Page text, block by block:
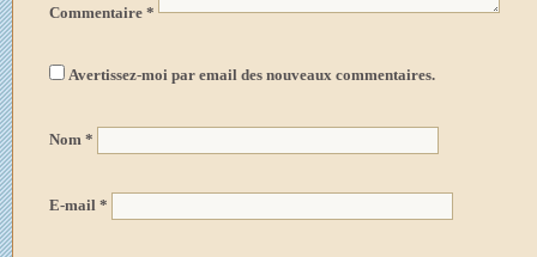
Commentaire *
Avertissez-moi par email des nouveaux commentaires.
Nom *
E-mail *